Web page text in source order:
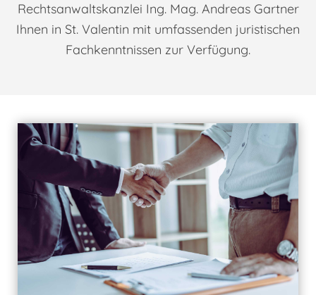
Rechtsanwaltskanzlei Ing. Mag. Andreas Gartner
Ihnen in St. Valentin mit umfassenden juristischen
Fachkenntnissen zur Verfügung.